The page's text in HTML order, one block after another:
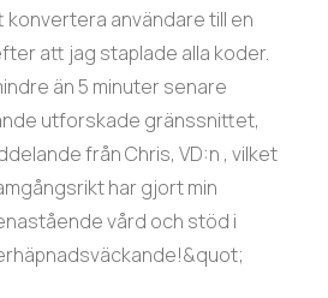
användare till en
att jag staplade alla koder.
än 5 minuter senare
utforskade gränssnittet,
från Chris, VD:n , vilket
har gjort min
vård och stöd i